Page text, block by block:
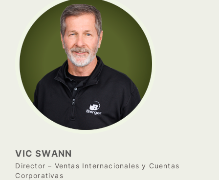
VIC SWANN
Director – Ventas Internacionales y Cuentas
Corporativas